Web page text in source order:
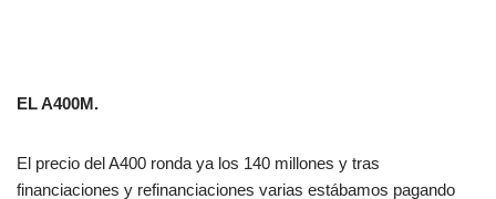
EL A400M.
El precio del A400 ronda ya los 140 millones y tras
financiaciones y refinanciaciones varias estábamos pagando